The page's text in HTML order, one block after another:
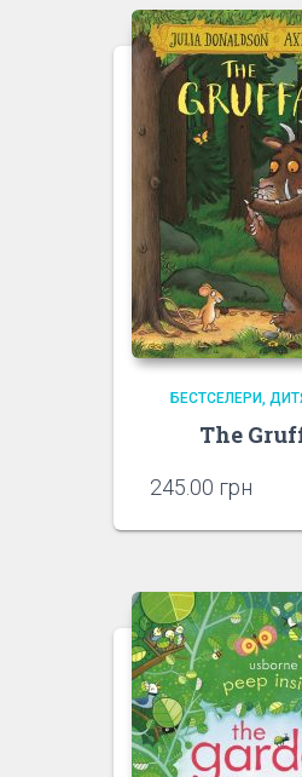
БЕСТСЕЛЕРИ
The
245.00 грн